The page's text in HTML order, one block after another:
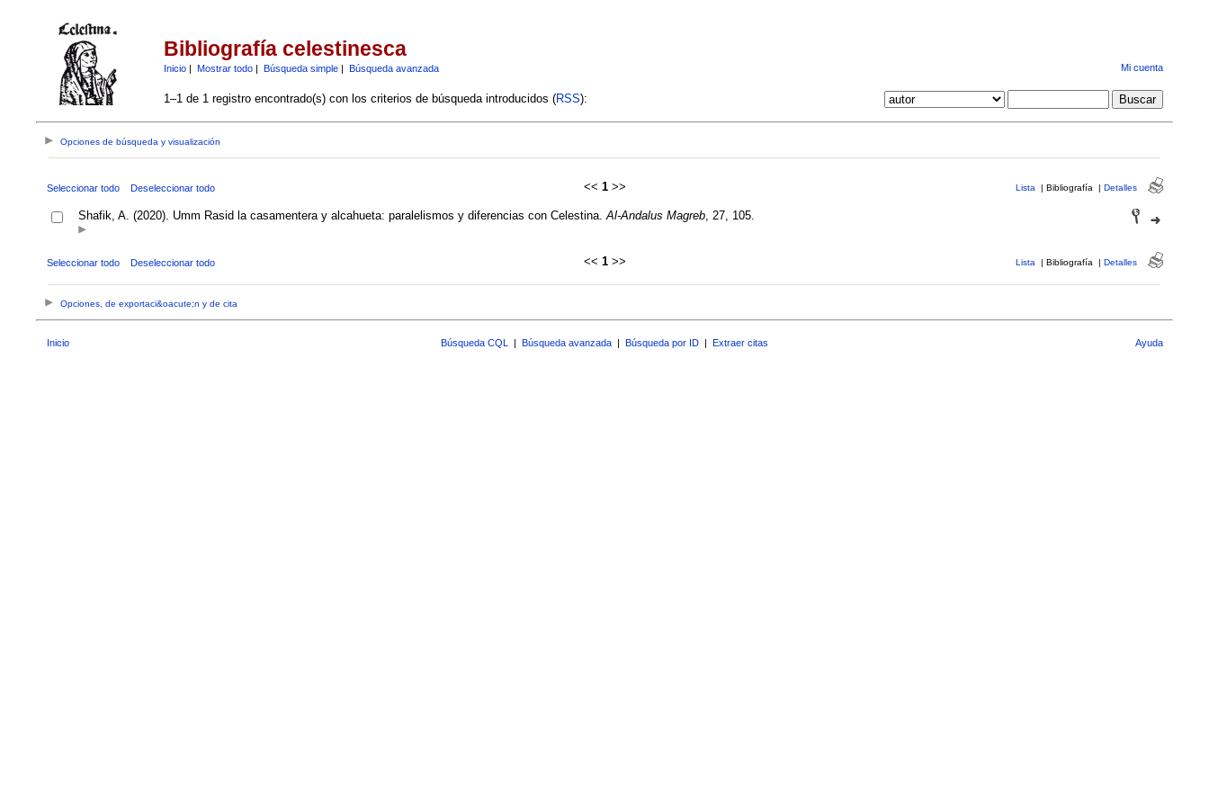
Bibliografía celestinesca
Inicio| Mostrar todo| Búsqueda simple| Búsqueda avanzada Mi cuenta
1–1 de 1 registro encontrado(s) con los criterios de búsqueda introducidos (RSS):
Opciones de búsqueda y visualización
Seleccionar todo Deseleccionar todo << 1>> Lista | Bibliografía | Detalles
Shafik, A. (2020). Umm Rasid la casamentera y alcahueta: paralelismos y diferencias con Celestina. Al-Andalus Magreb, 27, 105.
Seleccionar todo Deseleccionar todo << 1>> Lista | Bibliografía | Detalles
Opciones, de exportaci&oacute;n y de cita
Inicio Búsqueda CQL | Búsqueda avanzada | Búsqueda por ID | Extraer citas Ayuda